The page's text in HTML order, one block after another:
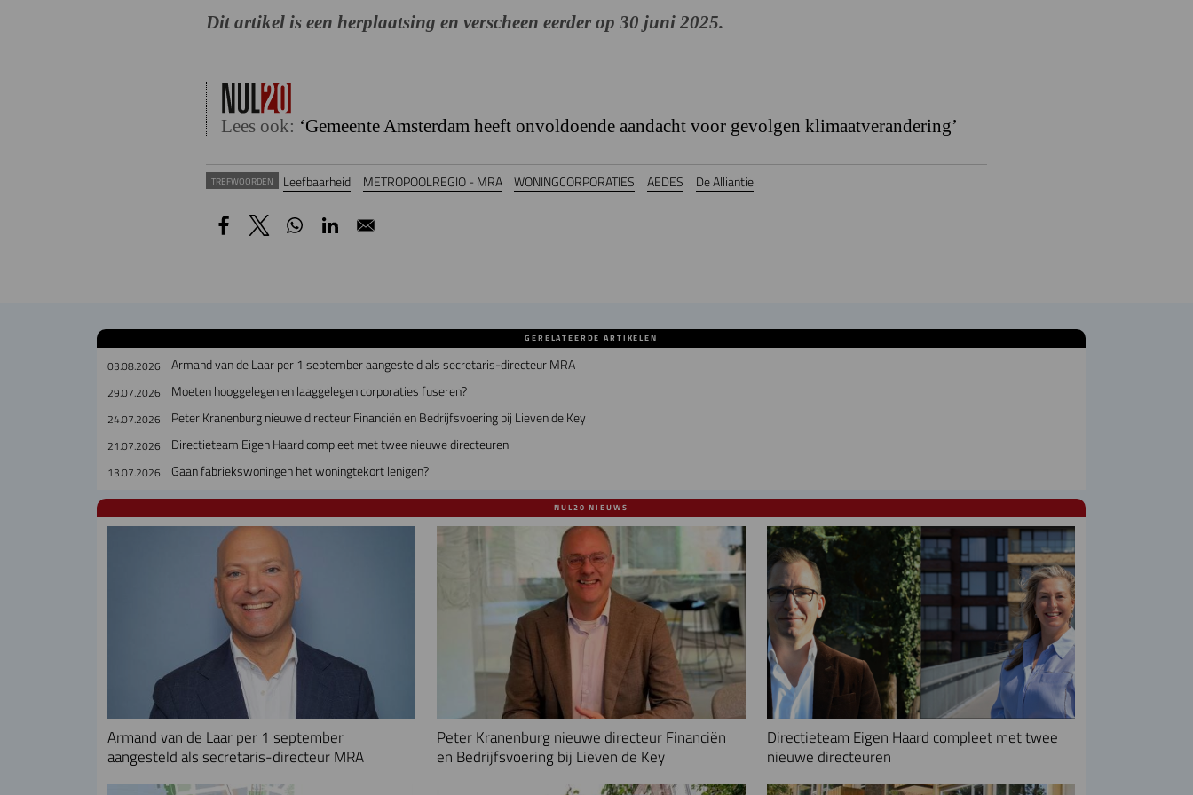
Dit artikel is een herplaatsing en verscheen eerder op 30 juni 2025.
Lees ook: ‘Gemeente Amsterdam heeft onvoldoende aandacht voor gevolgen klimaatverandering’
TREFWOORDEN Leefbaarheid METROPOOLREGIO - MRA WONINGCORPORATIES AEDES De Alliantie
GERELATEERDE ARTIKELEN
03.08.2026 Armand van de Laar per 1 september aangesteld als secretaris-directeur MRA
29.07.2026 Moeten hooggelegen en laaggelegen corporaties fuseren?
24.07.2026 Peter Kranenburg nieuwe directeur Financiën en Bedrijfsvoering bij Lieven de Key
21.07.2026 Directieteam Eigen Haard compleet met twee nieuwe directeuren
13.07.2026 Gaan fabriekswoningen het woningtekort lenigen?
NUL20 NIEUWS
Armand van de Laar per 1 september
aangesteld als secretaris-directeur MRA
Peter Kranenburg nieuwe directeur Financiën
en Bedrijfsvoering bij Lieven de Key
Directieteam Eigen Haard compleet met twee
nieuwe directeuren